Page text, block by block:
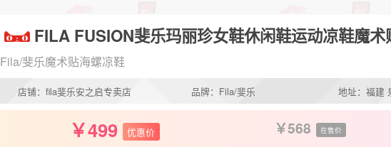
FILA FUSION斐乐玛丽珍女鞋休闲鞋运动凉鞋魔
Fila/斐乐魔术贴海螺凉鞋
店铺：fila斐乐安之启专卖店 品牌：Fila/斐乐 地址：福建
499 优惠价 568 在售价